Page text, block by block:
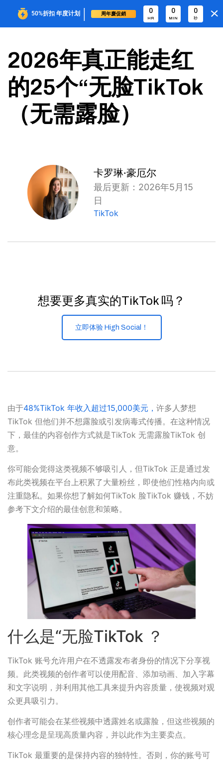
50%折扣 年度计划 | 周年慶促銷 0
HR
0
MIN
0
秒
2026年真正能走红
的25个“无脸TikTok
（无需露脸）
卡罗琳·豪厄尔
最后更新：2026年5月15
日
TikTok
想要更多真实的TikTok 吗？
立即体验 High Social！
由于48%TikTok 年收入超过15,000美元， 许多人梦想
TikTok 但他们并不想露脸或引发病毒式传播。在这种情况
下，最佳的内容创作方式就是TikTok 无需露脸TikTok 创
意。
你可能会觉得这类视频不够吸引人，但TikTok 正是通过发
布此类视频在平台上积累了大量粉丝，即使他们性格内向或
注重隐私。如果你想了解如何TikTok 脸TikTok 赚钱，不妨
参考下文介绍的最佳创意和策略。
什么是“无脸TikTok ？
TikTok 账号允许用户在不透露发布者身份的情况下分享视
频。此类视频的创作者可以使用配音、添加动画、加入字幕
和文字说明，并利用其他工具来提升内容质量，使视频对观
众更具吸引力。
创作者可能会在某些视频中透露姓名或露脸，但这些视频的
核心理念是呈现高质量内容，并以此作为主要卖点。
TikTok 最重要的是保持内容的独特性。否则，你的账号可